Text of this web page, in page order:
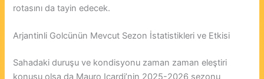
rotasını da tayin edecek.
Arjantinli Golcünün Mevcut Sezon İstatistikleri ve Etkisi
Sahadaki duruşu ve kondisyonu zaman zaman eleştiri
konusu olsa da Mauro Icardi’nin 2025-2026 sezonu